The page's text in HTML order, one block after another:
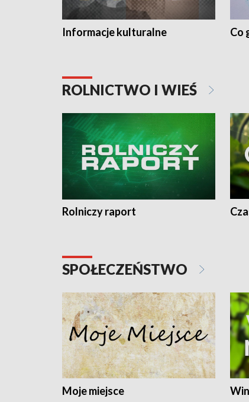
Informacje kulturalne Co
ROLNICTWO I WIEŚ
Rolniczy raport
SPOŁECZEŃSTWO
Moje miejsce